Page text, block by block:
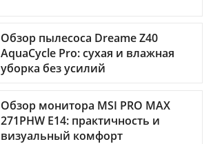
Обзор пылесоса Dreame Z40
AquaCycle Pro: сухая и влажная
уборка без усилий
Обзор монитора MSI PRO MAX
271PHW E14: практичность и
визуальный комфорт